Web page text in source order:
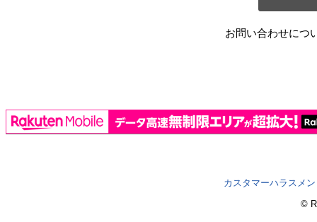
お問い合わせにつ
カスタマーハラスメ
©